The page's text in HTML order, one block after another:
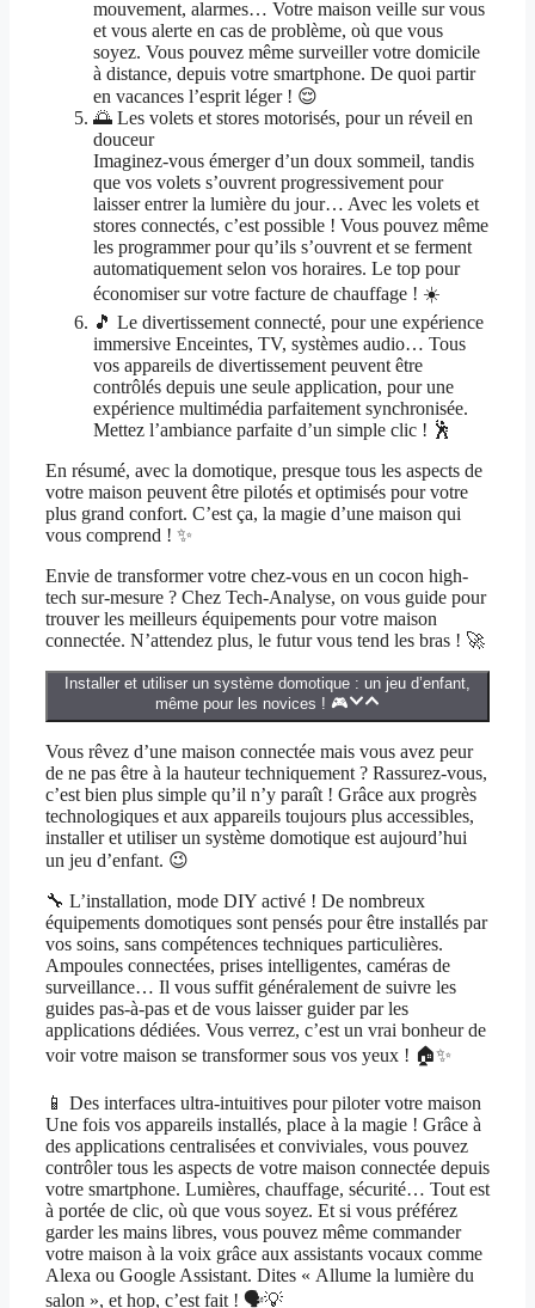
mouvement, alarmes… Votre maison veille sur vous
et vous alerte en cas de problème, où que vous
soyez. Vous pouvez même surveiller votre domicile
à distance, depuis votre smartphone. De quoi partir
en vacances l’esprit léger ! 😌
🌅 Les volets et stores motorisés, pour un réveil en
douceur
Imaginez-vous émerger d’un doux sommeil, tandis
que vos volets s’ouvrent progressivement pour
laisser entrer la lumière du jour… Avec les volets et
stores connectés, c’est possible ! Vous pouvez même
les programmer pour qu’ils s’ouvrent et se ferment
automatiquement selon vos horaires. Le top pour
économiser sur votre facture de chauffage ! ☀️
🎵 Le divertissement connecté, pour une expérience
immersive Enceintes, TV, systèmes audio… Tous
vos appareils de divertissement peuvent être
contrôlés depuis une seule application, pour une
expérience multimédia parfaitement synchronisée.
Mettez l’ambiance parfaite d’un simple clic ! 🕺
En résumé, avec la domotique, presque tous les aspects de
votre maison peuvent être pilotés et optimisés pour votre
plus grand confort. C’est ça, la magie d’une maison qui
vous comprend ! ✨
Envie de transformer votre chez-vous en un cocon high-
tech sur-mesure ? Chez Tech-Analyse, on vous guide pour
trouver les meilleurs équipements pour votre maison
connectée. N’attendez plus, le futur vous tend les bras ! 🚀
Installer et utiliser un système domotique : un jeu d’enfant,
même pour les novices ! 🎮
Vous rêvez d’une maison connectée mais vous avez peur
de ne pas être à la hauteur techniquement ? Rassurez-vous,
c’est bien plus simple qu’il n’y paraît ! Grâce aux progrès
technologiques et aux appareils toujours plus accessibles,
installer et utiliser un système domotique est aujourd’hui
un jeu d’enfant. 😉
🔧 L’installation, mode DIY activé ! De nombreux
équipements domotiques sont pensés pour être installés par
vos soins, sans compétences techniques particulières.
Ampoules connectées, prises intelligentes, caméras de
surveillance… Il vous suffit généralement de suivre les
guides pas-à-pas et de vous laisser guider par les
applications dédiées. Vous verrez, c’est un vrai bonheur de
voir votre maison se transformer sous vos yeux ! 🏠✨
📱 Des interfaces ultra-intuitives pour piloter votre maison
Une fois vos appareils installés, place à la magie ! Grâce à
des applications centralisées et conviviales, vous pouvez
contrôler tous les aspects de votre maison connectée depuis
votre smartphone. Lumières, chauffage, sécurité… Tout est
à portée de clic, où que vous soyez. Et si vous préférez
garder les mains libres, vous pouvez même commander
votre maison à la voix grâce aux assistants vocaux comme
Alexa ou Google Assistant. Dites « Allume la lumière du
salon », et hop, c’est fait ! 🗣️💡